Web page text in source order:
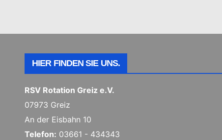
HIER FINDEN SIE UNS.
RSV Rotation Greiz e.V.
07973 Greiz
An der Eisbahn 10
Telefon: 03661 - 434343